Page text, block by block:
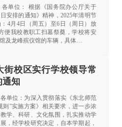
单位： 根据《国务院办公厅关于
安排的通知》精神，2025年清明节
4月4日（周五）至6日（周日）放
便我校教职工扫墓祭奠，学校将安
及龙峰殡仪馆的车辆，具体…
街校区实行学校领导常
通知
单位：为深入贯彻落实《东北师范
则”实施方案》相关要求，进一步浓
学、科研、文化氛围，扎实推动学
，经学校研究决定，自本学期起，